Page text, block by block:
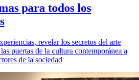
para todos los
revelar los secretos del arte
puertas de la cultura contemporánea a
de la sociedad